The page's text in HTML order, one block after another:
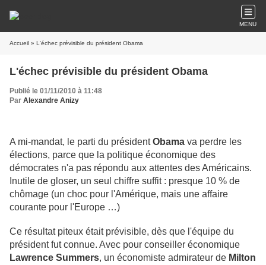
MENU
Accueil » L'échec prévisible du président Obama
L'échec prévisible du président Obama
Publié le 01/11/2010 à 11:48
Par Alexandre Anizy
A mi-mandat, le parti du présidentObama va perdre les
élections, parce que la politique économique des
démocrates n'a pas répondu aux attentes des Américains.
Inutile de gloser, un seul chiffre suffit : presque 10 % de
chômage (un choc pour l'Amérique, mais une affaire
courante pour l'Europe …)
Ce résultat piteux était prévisible, dès que l'équipe du
président fut connue. Avec pour conseiller économique
Lawrence Summers, un économiste admirateur de Milton